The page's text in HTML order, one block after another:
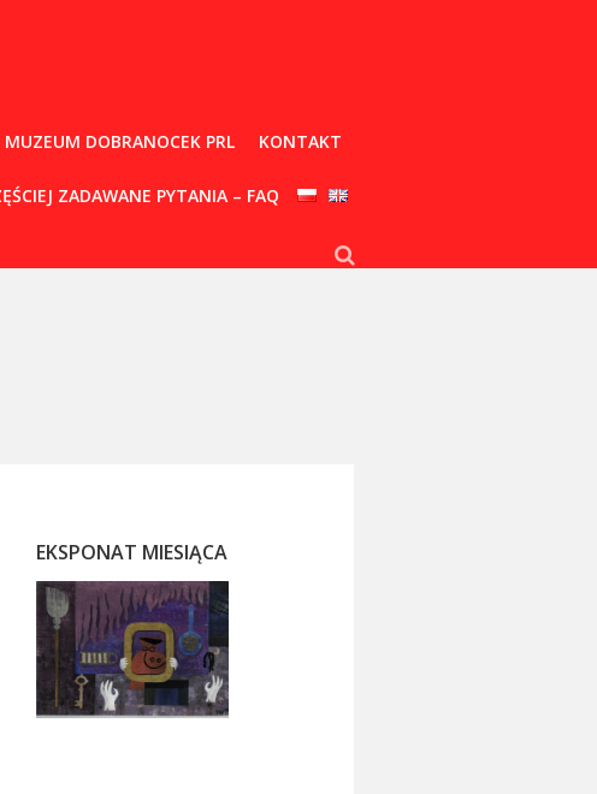
MUZEUM DOBRANOCEK PRL KONTAKT
ZADAWANE PYTANIA – FAQ
EKSPONAT MIESIĄCA